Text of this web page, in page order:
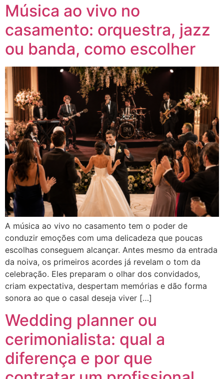
Música ao vivo no
casamento: orquestra, jazz
ou banda, como escolher
A música ao vivo no casamento tem o poder de
conduzir emoções com uma delicadeza que poucas
escolhas conseguem alcançar. Antes mesmo da entrada
da noiva, os primeiros acordes já revelam o tom da
celebração. Eles preparam o olhar dos convidados,
criam expectativa, despertam memórias e dão forma
sonora ao que o casal deseja viver […]
Wedding planner ou
cerimonialista: qual a
diferença e por que